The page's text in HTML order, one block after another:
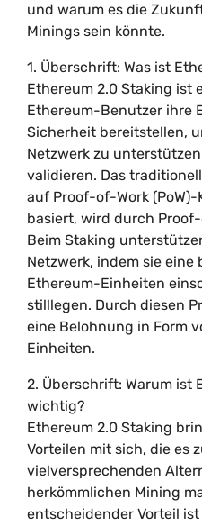
und warum es die
Minings sein könnte.
1. Überschrift: Was ist
Ethereum 2.0 Staking ist
Ethereum-Benutzer ihre
Sicherheit bereitstellen,
Netzwerk zu
validieren. Das
auf Proof-of-Work
basiert, wird durch
Beim Staking
Netzwerk, indem sie eine
Ethereum-Einheiten
stilllegen. Durch diesen
eine Belohnung in Form
Einheiten.
2. Überschrift: Warum ist
wichtig?
Ethereum 2.0 Staking
Vorteilen mit sich, die es
vielversprechenden
herkömmlichen Mining
entscheidender Vorteil